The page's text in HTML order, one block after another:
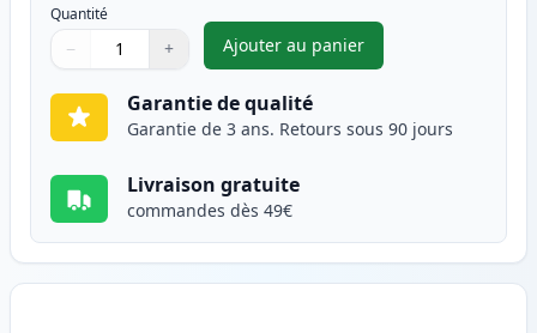
Quantité
Quantité
Utilisez les boutons pour ajuster
− +
Quantité
Ajouter au panier
,Pack de 3 Brother TN2005
Garantie de qualité
Garantie de 3 ans. Retours sous 90 jours
Livraison gratuite
commandes dès 49€